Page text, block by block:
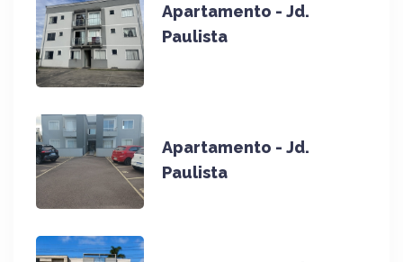
Apartamento - Jd.
Paulista
Apartamento - Jd.
Paulista